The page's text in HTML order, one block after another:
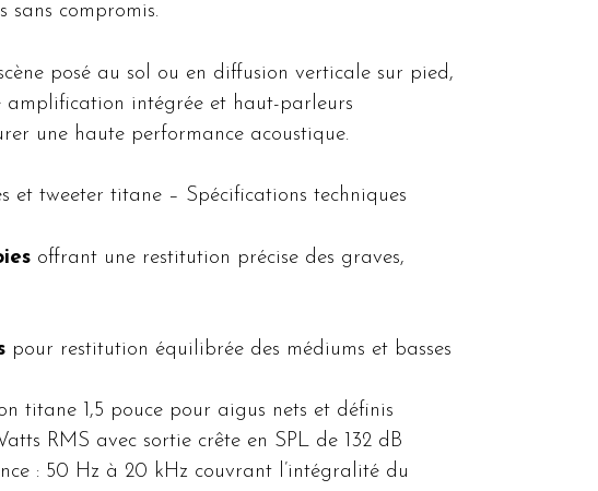
sans compromis.
posé au sol ou en diffusion verticale sur pied,
amplification intégrée et haut-parleurs
une haute performance acoustique.
et tweeter titane – Spécifications techniques
offrant une restitution précise des graves,
pour restitution équilibrée des médiums et basses
titane 1,5 pouce pour aigus nets et définis
RMS avec sortie crête en SPL de 132 dB
: 50 Hz à 20 kHz couvrant l’intégralité du